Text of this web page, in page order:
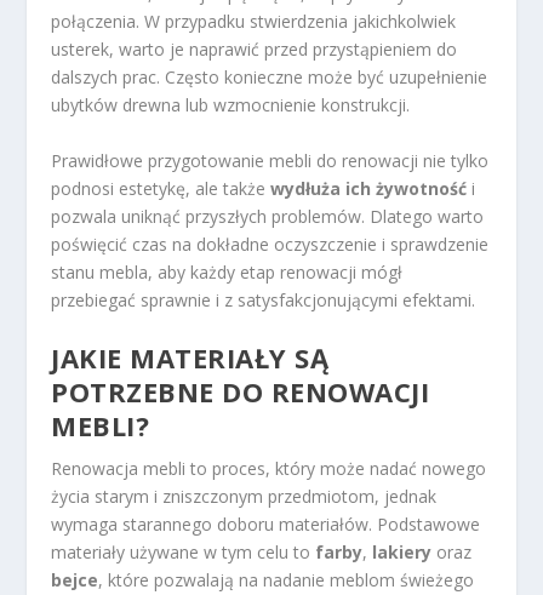
połączenia. W przypadku stwierdzenia jakichkolwiek
usterek, warto je naprawić przed przystąpieniem do
dalszych prac. Często konieczne może być uzupełnienie
ubytków drewna lub wzmocnienie konstrukcji.
Prawidłowe przygotowanie mebli do renowacji nie tylko
podnosi estetykę, ale takżewydłuża ich żywotność i
pozwala uniknąć przyszłych problemów. Dlatego warto
poświęcić czas na dokładne oczyszczenie i sprawdzenie
stanu mebla, aby każdy etap renowacji mógł
przebiegać sprawnie i z satysfakcjonującymi efektami.
JAKIE MATERIAŁY SĄ
POTRZEBNE DO RENOWACJI
MEBLI?
Renowacja mebli to proces, który może nadać nowego
życia starym i zniszczonym przedmiotom, jednak
wymaga starannego doboru materiałów. Podstawowe
materiały używane w tym celu to farby, lakiery oraz
bejce, które pozwalają na nadanie meblom świeżego